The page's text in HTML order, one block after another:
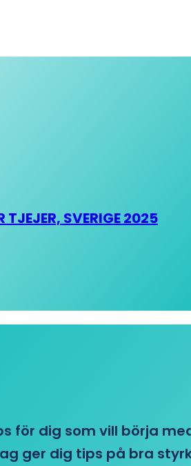
TJEJER, SVERIGE 2025
för dig som vill börja
ger dig tips på bra